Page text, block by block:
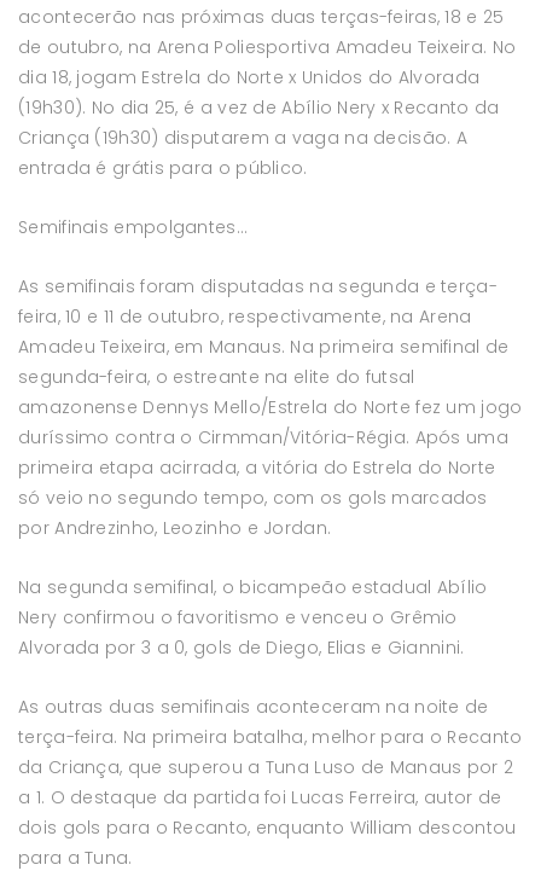
acontecerão nas próximas duas terças-feiras, 18 e 25
de outubro, na Arena Poliesportiva Amadeu Teixeira. No
dia 18, jogam Estrela do Norte x Unidos do Alvorada
(19h30). No dia 25, é a vez de Abílio Nery x Recanto da
Criança (19h30) disputarem a vaga na decisão. A
entrada é grátis para o público.
Semifinais empolgantes…
As semifinais foram disputadas na segunda e terça-
feira, 10 e 11 de outubro, respectivamente, na Arena
Amadeu Teixeira, em Manaus. Na primeira semifinal de
segunda-feira, o estreante na elite do futsal
amazonense Dennys Mello/Estrela do Norte fez um jogo
duríssimo contra o Cirmman/Vitória-Régia. Após uma
primeira etapa acirrada, a vitória do Estrela do Norte
só veio no segundo tempo, com os gols marcados
por Andrezinho, Leozinho e Jordan.
Na segunda semifinal, o bicampeão estadual Abílio
Nery confirmou o favoritismo e venceu o Grêmio
Alvorada por 3 a 0, gols de Diego, Elias e Giannini.
As outras duas semifinais aconteceram na noite de
terça-feira. Na primeira batalha, melhor para o Recanto
da Criança, que superou a Tuna Luso de Manaus por 2
a 1. O destaque da partida foi Lucas Ferreira, autor de
dois gols para o Recanto, enquanto William descontou
para a Tuna.